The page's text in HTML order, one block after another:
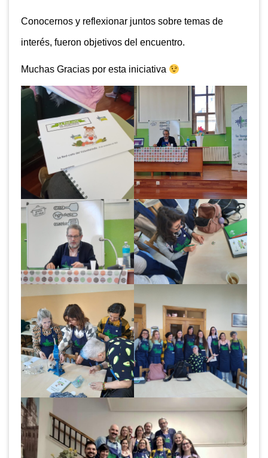
Conocernos y reflexionar juntos sobre temas de
interés, fueron objetivos del encuentro.
Muchas Gracias por esta iniciativa